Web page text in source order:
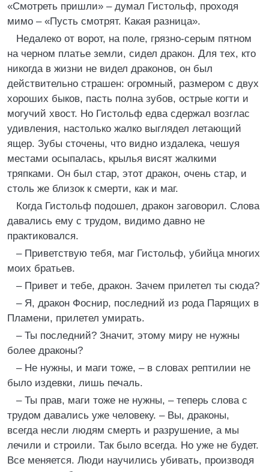
«Смотреть пришли» – думал Гистольф, проходя
мимо – «Пусть смотрят. Какая разница».
Недалеко от ворот, на поле, грязно-серым пятном
на черном платье земли, сидел дракон. Для тех, кто
никогда в жизни не видел драконов, он был
действительно страшен: огромный, размером с двух
хороших быков, пасть полна зубов, острые когти и
могучий хвост. Но Гистольф едва сдержал возглас
удивления, настолько жалко выглядел летающий
ящер. Зубы сточены, что видно издалека, чешуя
местами осыпалась, крылья висят жалкими
тряпками. Он был стар, этот дракон, очень стар, и
столь же близок к смерти, как и маг.
Когда Гистольф подошел, дракон заговорил. Слова
давались ему с трудом, видимо давно не
практиковался.
– Приветствую тебя, маг Гистольф, убийца многих
моих братьев.
– Привет и тебе, дракон. Зачем прилетел ты сюда?
– Я, дракон Фоснир, последний из рода Парящих в
Пламени, прилетел умирать.
– Ты последний? Значит, этому миру не нужны
более драконы?
– Не нужны, и маги тоже, – в словах рептилии не
было издевки, лишь печаль.
– Ты прав, маги тоже не нужны, – теперь слова с
трудом давались уже человеку. – Вы, драконы,
всегда несли людям смерть и разрушение, а мы
лечили и строили. Так было всегда. Но уже не будет.
Все меняется. Люди научились убивать, производя